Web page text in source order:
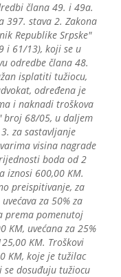
člana 49. i 49a.
397. stava 2. Zakona
Republike Srpske"
i 61/13), koji se u
odredbe člana 48.
isplatiti tužiocu,
određena je
i naknadi troškova
broj 68/05, u daljem
za sastavljanje
visina nagrade
boda od 2
iznosi 600,00 KM.
preispitivanje, za
za 50% za
prema pomenutoj
KM, uvećana za 25%
KM. Troškovi
KM, koje je tužilac
dosuđuju tužiocu